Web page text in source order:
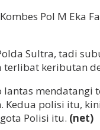
Pol M Eka
Sultra, tadi
terlibat keributan
lantas
polisi itu,
Polisi itu. (net)